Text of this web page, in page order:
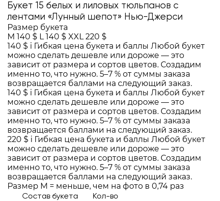
Букет 15 белых и лиловых тюльпанов с
лентами «Лунный шепот» Нью-Джерси
Размер букета
M 140 $ L 140 $ XXL 220 $
140 $ i Гибкая цена букета и баллы Любой букет
можно сделать дешевле или дороже — это
зависит от размера и сортов цветов. Создадим
именно то, что нужно. 5–7 % от суммы заказа
возвращается баллами на следующий заказ.
140 $ i Гибкая цена букета и баллы Любой букет
можно сделать дешевле или дороже — это
зависит от размера и сортов цветов. Создадим
именно то, что нужно. 5–7 % от суммы заказа
возвращается баллами на следующий заказ.
220 $ i Гибкая цена букета и баллы Любой букет
можно сделать дешевле или дороже — это
зависит от размера и сортов цветов. Создадим
именно то, что нужно. 5–7 % от суммы заказа
возвращается баллами на следующий заказ.
Размер M = меньше, чем на фото в 0,74 раз
Состав букета Кол-во